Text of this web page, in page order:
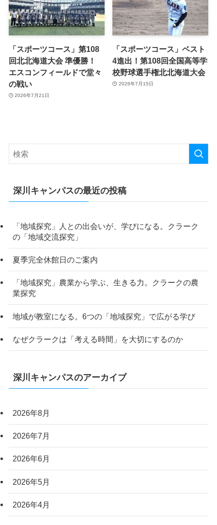
「スポーツコース」第108
回北北海道大会 準優勝！
エスコンフィールドで堂々
の戦い
2026年7月21日
「スポーツコース」ベスト
4進出！第108回全国高等学
校野球選手権北北海道大会
2026年7月15日
深川キャンパスの最近の投稿
「地域探究」人との出会いが、学びになる。クラーク
の「地域交流探究」
夏季完全休館日のご案内
「地域探究」農業から学ぶ、生きる力。クラークの農
業探究
地域が教室になる。6つの「地域探究」で広がる学び
なぜクラークは「考える時間」を大切にするのか
深川キャンパスのアーカイブ
2026年8月
2026年7月
2026年6月
2026年5月
2026年4月